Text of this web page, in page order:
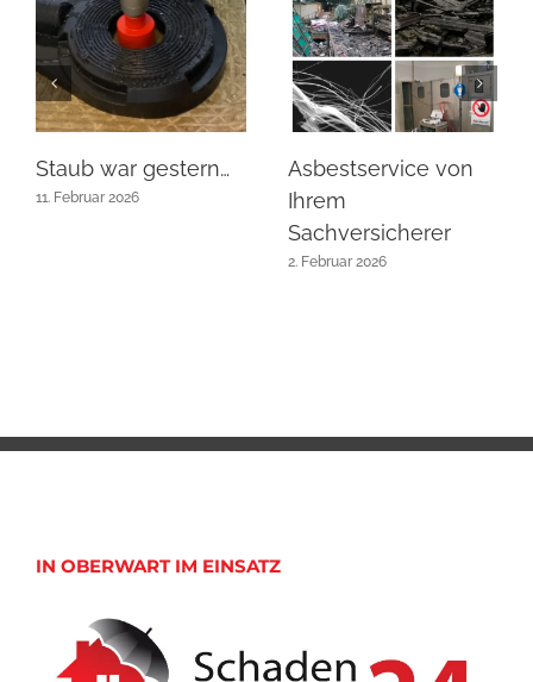
Staub war gestern…
11. Februar 2026
Asbestservice von
Ihrem
Sachversicherer
2. Februar 2026
IN OBERWART IM EINSATZ